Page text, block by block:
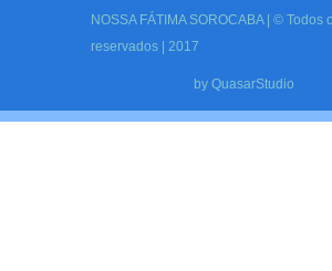
NOSSA FÁTIMA SOROCABA | © Todos
reservados | 2017
by QuasarStudio